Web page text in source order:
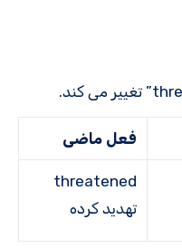
فعل ماضی
threatened
تهدید کرده